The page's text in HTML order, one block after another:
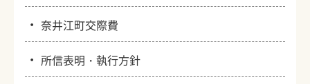
・奈井江町交際費
・ 所信表明・執行方針